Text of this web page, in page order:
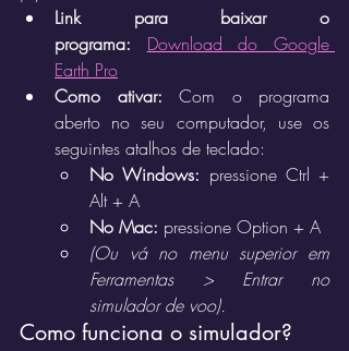
Link para baixar o
programa:
Download do Google
Earth Pro
Como ativar: Com o programa
aberto no seu computador, use os
seguintes atalhos de teclado:
No Windows: pressione Ctrl +
Alt + A
No Mac: pressione Option + A
(Ou vá no menu superior em
Ferramentas > Entrar no
simulador de voo).
Como funciona o simulador?